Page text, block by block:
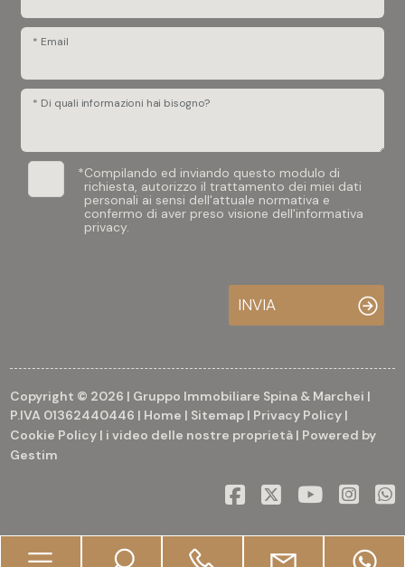
* Email
* Di quali informazioni hai bisogno?
*Compilando ed inviando questo modulo di
richiesta, autorizzo il trattamento dei miei dati
personali ai sensi dell'attuale normativa e
confermo di aver preso visione dell'informativa
privacy.
INVIA
Copyright © 2026 | Gruppo Immobiliare Spina & Marchei |
P.IVA 01362440446 | Home | Sitemap | Privacy Policy |
Cookie Policy | i video delle nostre proprietà | Powered by
Gestim